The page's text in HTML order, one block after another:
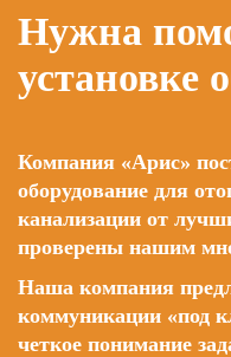
Нужна
установке
Компания «Арис»
оборудование для
канализации от
проверены нашим
Наша компания
коммуникации «под
четкое понимание